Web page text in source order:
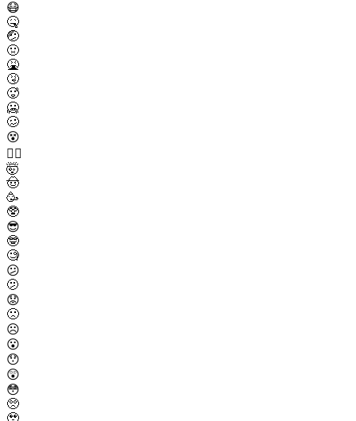
😷
🤒
🤕
🤢
🤮
🤧
🥵
🥶
🥴
😵
😵‍💫
🤯
🤠
🥳
🥸
😎
🤓
🧐
😕
🫤
😟
🙁
☹️
😮
😯
😲
😳
🥺
🥹